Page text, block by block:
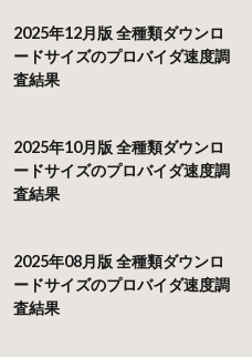
2025年12月版 全種類ダウンロ
ードサイズのプロバイダ速度調
査結果
2025年10月版 全種類ダウンロ
ードサイズのプロバイダ速度調
査結果
2025年08月版 全種類ダウンロ
ードサイズのプロバイダ速度調
査結果